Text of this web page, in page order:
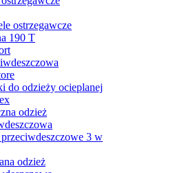
ostrzegawcze
190 T
do odzieży ocieplanej
odzież
3 w
odzież